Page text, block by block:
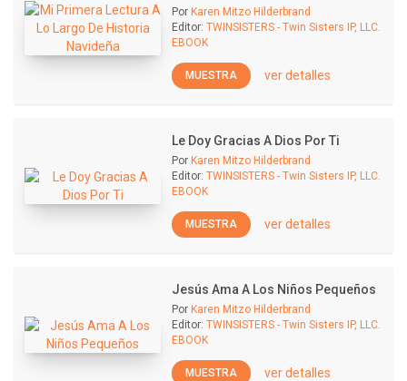
Por Karen Mitzo Hilderbrand
Editor: TWINSISTERS - Twin Sisters IP, LLC.
EBOOK
MUESTRA ver detalles
Le Doy Gracias A Dios Por Ti
Por Karen Mitzo Hilderbrand
Editor: TWINSISTERS - Twin Sisters IP, LLC.
EBOOK
MUESTRA ver detalles
Jesús Ama A Los Niños Pequeños
Por Karen Mitzo Hilderbrand
Editor: TWINSISTERS - Twin Sisters IP, LLC.
EBOOK
MUESTRA ver detalles